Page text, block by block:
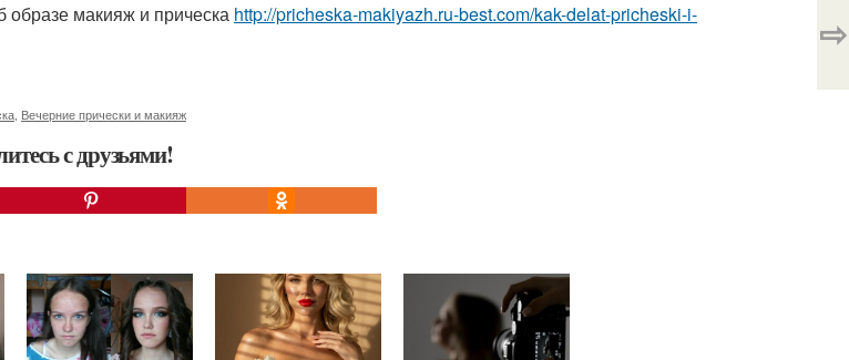
образе макияж и прическа http://pricheska-makiyazh.ru-best.com/kak-delat-pricheski-i-
Вечерние прически и макияж
с друзьями!
⇨